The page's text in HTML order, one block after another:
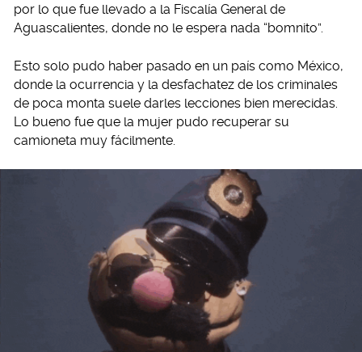
por lo que fue llevado a la Fiscalía General de
Aguascalientes, donde no le espera nada “bomnito”.
Esto solo pudo haber pasado en un país como México,
donde la ocurrencia y la desfachatez de los criminales
de poca monta suele darles lecciones bien merecidas.
Lo bueno fue que la mujer pudo recuperar su
camioneta muy fácilmente.